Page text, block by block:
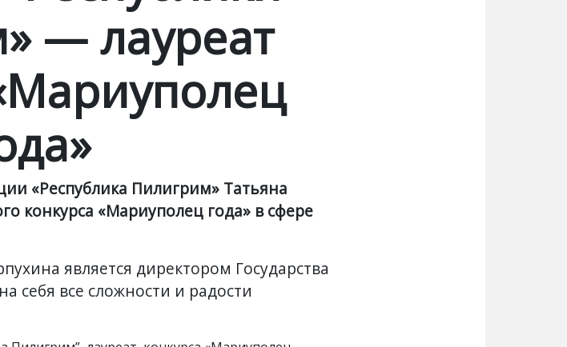
— лауреат
«Республика Пилигрим» Татьяна
конкурса «Мариуполец года» в сфере
является директором Государства
себя все сложности и радости